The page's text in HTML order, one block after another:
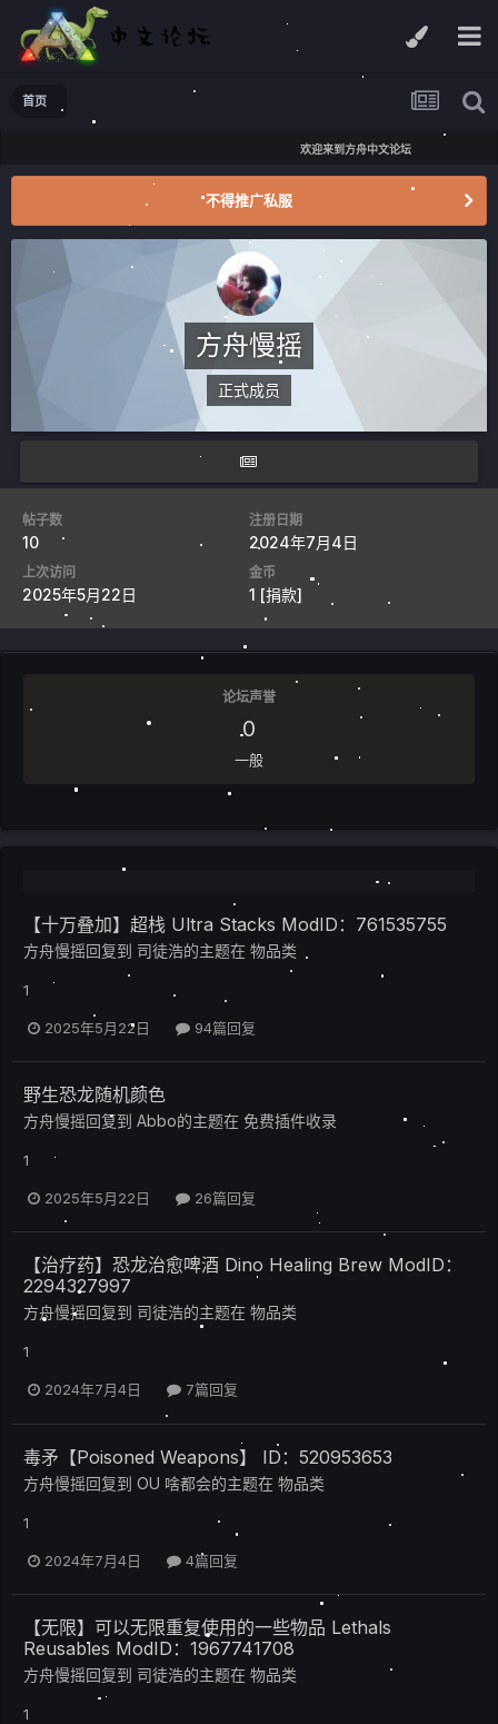
首页
欢迎来到方舟中文论坛
不得推广私服
方舟慢摇
正式成员
帖子数
10
注册日期
2024年7月4日
上次访问
2025年5月22日
金币
1 [捐款]
论坛声誉
0
一般
【十万叠加】超栈 Ultra Stacks ModID：761535755
方舟慢摇回复到 司徒浩的主题在 物品类
1
2025年5月22日 94篇回复
野生恐龙随机颜色
方舟慢摇回复到 Abbo的主题在 免费插件收录
1
2025年5月22日 26篇回复
【治疗药】恐龙治愈啤酒 Dino Healing Brew ModID：
2294327997
方舟慢摇回复到 司徒浩的主题在 物品类
1
2024年7月4日 7篇回复
毒矛【Poisoned Weapons】 ID：520953653
方舟慢摇回复到 OU 啥都会的主题在 物品类
1
2024年7月4日 4篇回复
【无限】可以无限重复使用的一些物品 Lethals
Reusables ModID：1967741708
方舟慢摇回复到 司徒浩的主题在 物品类
1